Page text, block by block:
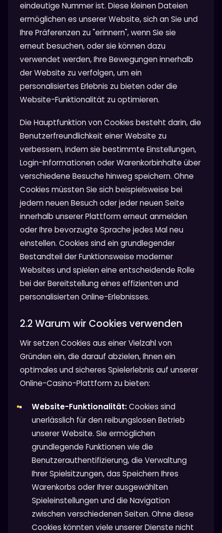
eindeutige Nummer ist. Diese kleinen Dateien
ermöglichen es unserer Website, sich an Sie und
Ihre Präferenzen zu "erinnern", wenn Sie sie
erneut besuchen, oder sie können dazu
verwendet werden, Ihre Bewegungen innerhalb
der Website zu verfolgen, um ein
personalisiertes Erlebnis zu bieten oder die
Website-Funktionalität zu optimieren.
Die Hauptfunktion von Cookies besteht darin, die
Benutzerfreundlichkeit einer Website zu
verbessern, indem sie bestimmte Einstellungen,
Login-Informationen oder Warenkorbinhalte über
verschiedene Besuche hinweg speichern. Ohne
Cookies müssten Sie sich beispielsweise bei
jedem neuen Besuch oder jeder neuen Seite
innerhalb unserer Plattform erneut anmelden
oder Ihre bevorzugte Sprache jedes Mal neu
einstellen. Cookies sind ein grundlegender
Bestandteil der Funktionsweise moderner
Websites und spielen eine entscheidende Rolle
bei der Bereitstellung eines effizienten und
personalisierten Online-Erlebnisses.
2.2 Warum wir Cookies verwenden
Wir setzen Cookies aus einer Vielzahl von
Gründen ein, die darauf abzielen, Ihnen ein
optimales und sicheres Spielerlebnis auf unserer
Online-Casino-Plattform zu bieten:
Website-Funktionalität:Cookies sind
unerlässlich für den reibungslosen Betrieb
unserer Website. Sie ermöglichen
grundlegende Funktionen wie die
Benutzerauthentifizierung, die Verwaltung
Ihrer Spielsitzungen, das Speichern Ihres
Warenkorbs oder Ihrer ausgewählten
Spieleinstellungen und die Navigation
zwischen verschiedenen Seiten. Ohne diese
Cookies könnten viele unserer Dienste nicht